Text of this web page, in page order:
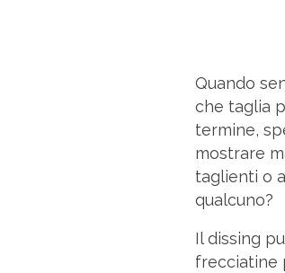
Quando
che taglia
termine,
mostrare
taglienti o
qualcuno?
Il dissing
frecciatine